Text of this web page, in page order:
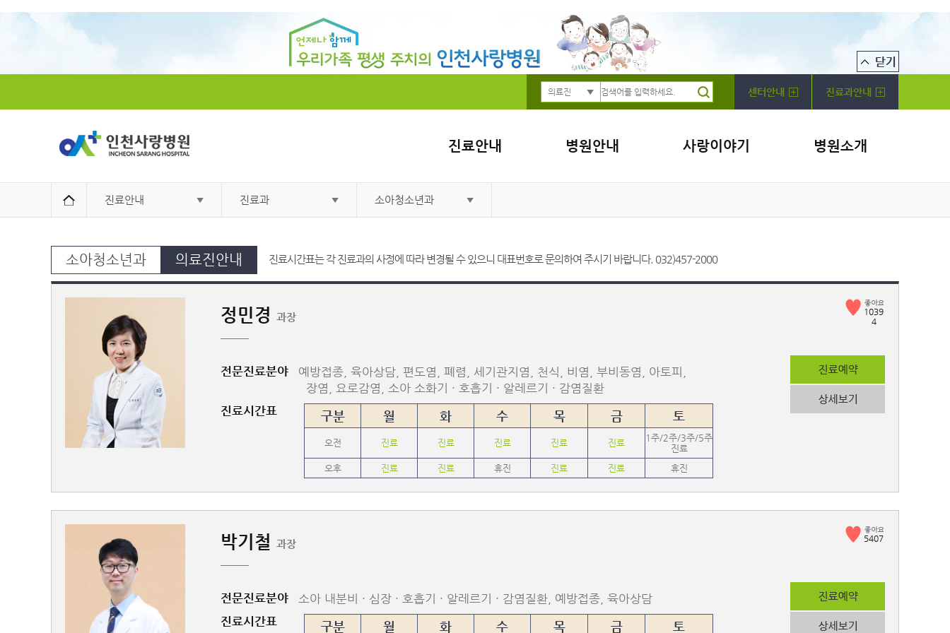
의료진 센터안내 진료과안내
진료안내 병원안내 사랑이야기 병원소개
진료안내 진료과 소아청소년과
소아청소년과 의료진안내 진료시간표는 각 진료과의 사정에 따라 변경될 수 있으니 대표번호로 문의하여 주시기 바랍니다. 032)457-2000
정민경 과장
전문진료분야
예방접종, 육아상담, 편도염, 폐렴, 세기관지염, 천식, 비염, 부비동염, 아토피,
장염, 요로감염, 소아 소화기 · 호흡기 · 알레르기 · 감염질환
진료시간표
구분 월 화 수 목 금 토
오전 진료 진료 진료 진료 진료
1주/2주/3주/5주
진료
오후
진료 진료 휴진 진료 진료 휴진
1039
4
박기철 과장
전문진료분야
소아 내분비 · 심장 · 호흡기 · 알레르기 · 감염질환, 예방접종, 육아상담
진료시간표
구분 월 화 수 목 금 토
5407